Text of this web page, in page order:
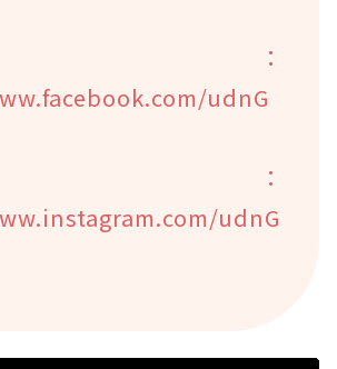
：
udnG
：
udnG